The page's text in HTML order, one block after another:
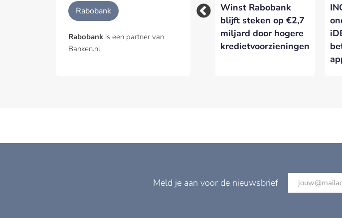
Rabobank
Rabobank is een partner van
Banken.nl
voedselzekerheid
financieringsvraagstuk
Rabobank versnelt
inzet van AI-agents
met nieuwe Agentic
Winst Rabobank
blijft steken op €2,7
miljard door hogere
kredietvoorzieningen
Meld je aan voor de nieuwsbrief